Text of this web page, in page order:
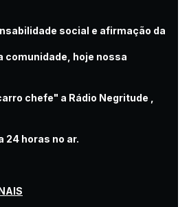
social e afirmação da
comunidade, hoje nossa
chefe" a Rádio Negritude ,
24 horas no ar.